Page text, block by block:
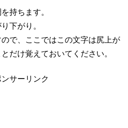
持ちます。
下がり。
で、ここではこの文字は尻上が
だけ覚えておいてください。
ンサーリンク